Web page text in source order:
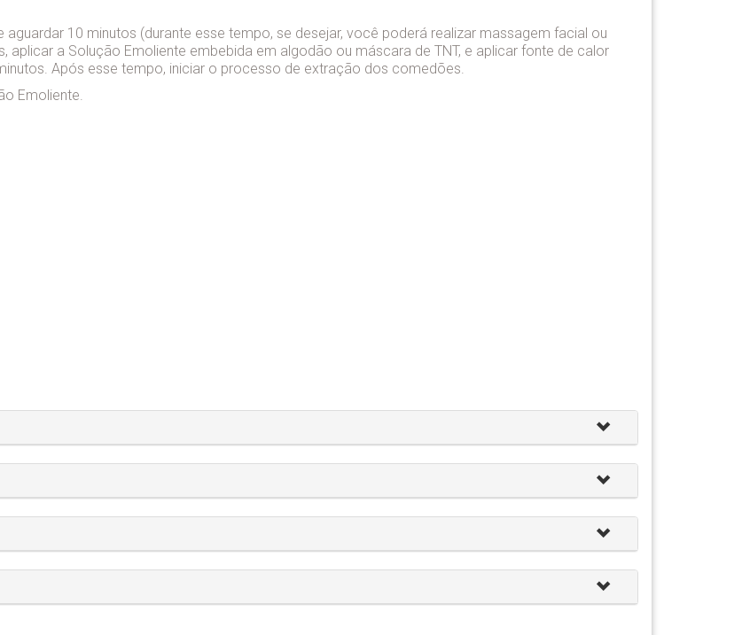
10 minutos (durante esse tempo, se desejar, você poderá realizar massagem facial ou
aplicar a Solução Emoliente embebida em algodão ou máscara de TNT, e aplicar fonte de calor
Após esse tempo, iniciar o processo de extração dos comedões.
Emoliente.